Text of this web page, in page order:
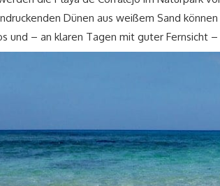
Dünen aus weißem Sand
und – an klaren Tagen mit guter Fernsicht